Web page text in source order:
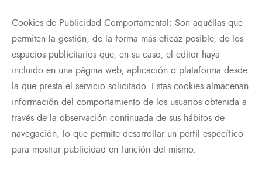
Cookies de Publicidad Comportamental: Son aquéllas que
permiten la gestión, de la forma más eficaz posible, de los
espacios publicitarios que, en su caso, el editor haya
incluido en una página web, aplicación o plataforma desde
la que presta el servicio solicitado. Estas cookies almacenan
información del comportamiento de los usuarios obtenida a
través de la observación continuada de sus hábitos de
navegación, lo que permite desarrollar un perfil específico
para mostrar publicidad en función del mismo.